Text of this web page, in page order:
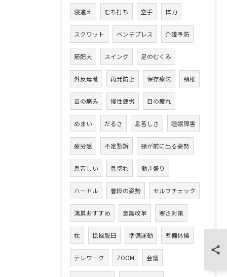
寝違え むち打ち 空手 体力
スクワット ベンチプレス 介護予防
筋肥大 スイング 足のむくみ
外反母趾 再発防止 保存療法 頸椎
首の痛み 慢性疲労 目の疲れ
めまい だるさ 息苦しさ 睡眠障害
疲労感 不定愁訴 頸が前に出る姿勢
息苦しい 息切れ 働き盛り
ハードル 普段の姿勢 セルフチェック
鴻巣おすすめ 意識改革 寒さ対策
枕 捻挫脱臼 準備運動 準備体操
テレワーク ZOOM 会議